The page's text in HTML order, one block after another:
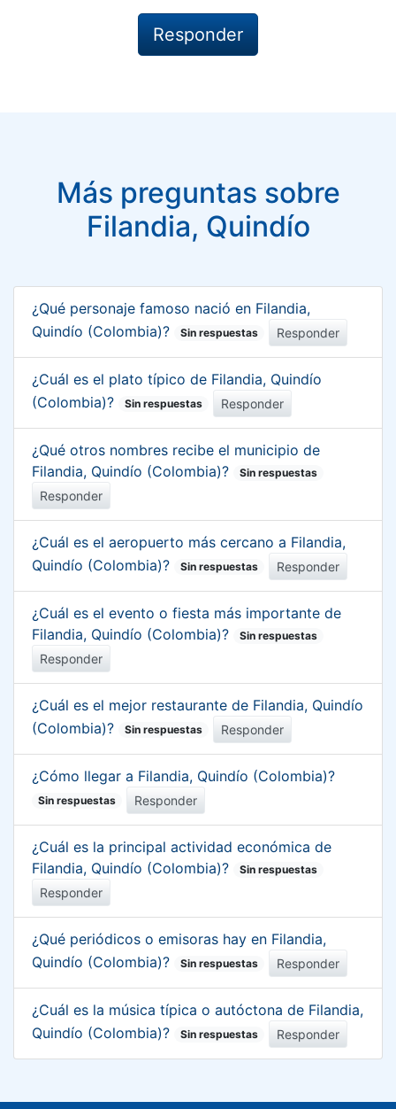
Más preguntas sobre
Filandia, Quindío
¿Qué personaje famoso nació en Filandia,
Quindío (Colombia)?
Sin respuestas Responder
¿Cuál es el plato típico de Filandia, Quindío
(Colombia)?
Sin respuestas Responder
¿Qué otros nombres recibe el municipio de
Filandia, Quindío (Colombia)?
Sin respuestas
Responder
¿Cuál es el aeropuerto más cercano a Filandia,
Quindío (Colombia)?
Sin respuestas Responder
¿Cuál es el evento o fiesta más importante de
Filandia, Quindío (Colombia)?
Sin respuestas
Responder
¿Cuál es el mejor restaurante de Filandia, Quindío
(Colombia)?
Sin respuestas Responder
¿Cómo llegar a Filandia, Quindío (Colombia)?
Sin respuestas Responder
¿Cuál es la principal actividad económica de
Filandia, Quindío (Colombia)?
Sin respuestas
Responder
¿Qué periódicos o emisoras hay en Filandia,
Quindío (Colombia)?
Sin respuestas Responder
¿Cuál es la música típica o autóctona de Filandia,
Quindío (Colombia)?
Sin respuestas Responder